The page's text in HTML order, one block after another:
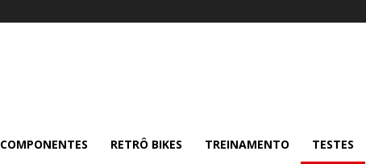
COMPONENTES RETRÔ BIKES TREINAMENTO TESTES